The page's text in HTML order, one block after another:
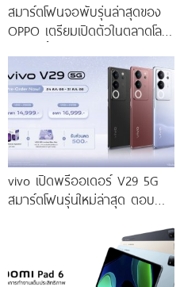
สมาร์ตโฟนจอพับรุ่นล่าสุดของ
OPPO เตรียมเปิดตัวในตลาดโลก
vivo เปิดพรีออเดอร์ V29 5G
สมาร์ตโฟนรุ่นใหม่ล่าสุด ตอบ
ราคาเริ่มต้นเพียง 14,999 บาท
จัดเต็มกับโปรโมชันพิเศษก่อนใคร